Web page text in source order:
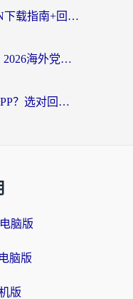
海外党必看：电脑免费VPN下载指南+回国加速器选择全攻略，告别地区限制
归雁加速器改成什么那个？2026海外党回国加速全攻略：告别地区限制，轻松刷剧玩游戏
海外MacBook连不上国内APP？选对回国VPN，告别地区限制的烦恼
脑版
脑版
版